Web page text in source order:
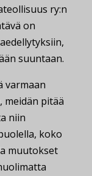
ry:n
on
suuntaan.
varmaan
meidän pitää
niin
koko
muutokset